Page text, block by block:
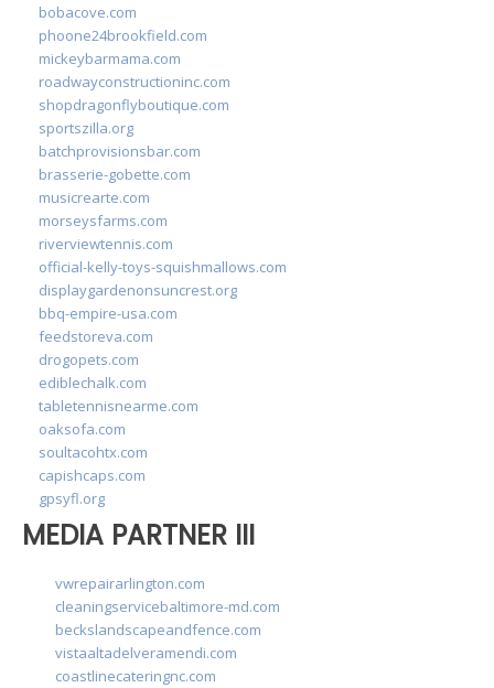
bobacove.com
phoone24brookfield.com
mickeybarmama.com
roadwayconstructioninc.com
shopdragonflyboutique.com
sportszilla.org
batchprovisionsbar.com
brasserie-gobette.com
musicrearte.com
morseysfarms.com
riverviewtennis.com
official-kelly-toys-squishmallows.com
displaygardenonsuncrest.org
bbq-empire-usa.com
feedstoreva.com
drogopets.com
ediblechalk.com
tabletennisnearme.com
oaksofa.com
soultacohtx.com
capishcaps.com
gpsyfl.org
MEDIA PARTNER III
vwrepairarlington.com
cleaningservicebaltimore-md.com
beckslandscapeandfence.com
vistaaltadelveramendi.com
coastlinecateringnc.com